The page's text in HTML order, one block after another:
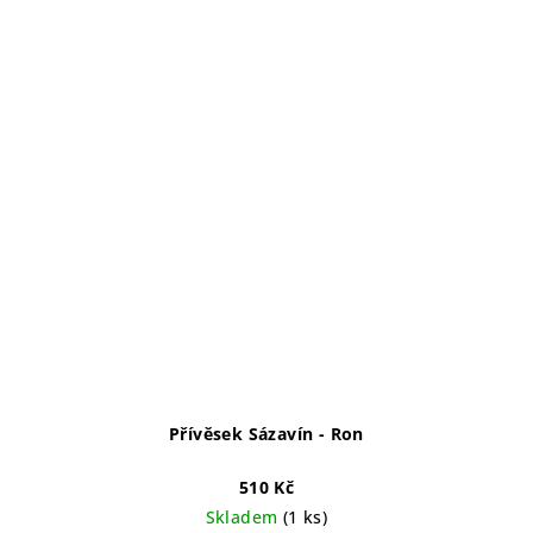
Přívěsek Sázavín - Ron
510 Kč
Skladem (1 ks)